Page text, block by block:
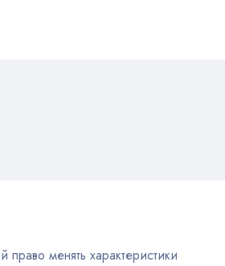
менять характеристики